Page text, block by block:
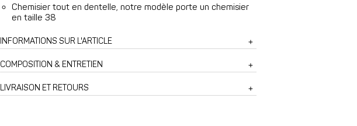
Chemisier tout en dentelle, notre modèle porte un chemisier
en taille 38
INFORMATIONS SUR L'ARTICLE
COMPOSITION & ENTRETIEN
LIVRAISON ET RETOURS